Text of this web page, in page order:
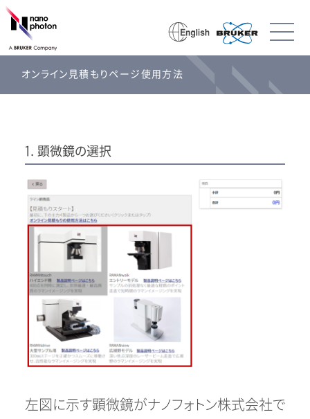
オンライン見積もりページ使用方法
1. 顕微鏡の選択
左図に示す顕微鏡がナノフォトン株式会社で